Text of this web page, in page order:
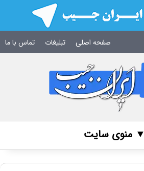
صفحه اصلی تبلیغات تماس با ما
▼ منوی سایت